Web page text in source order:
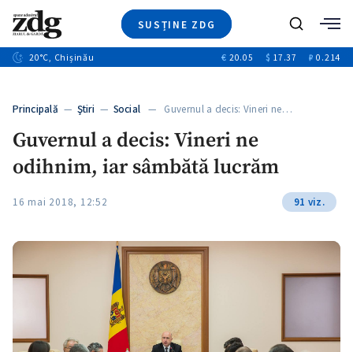
SUSȚINE ZDG
Ştiri
+6
Special
+1
+1
Blog
+2
Caută
20°C, Chișinău € 20.05 $ 17.37 ₽ 0.214
Principală — Ştiri — Social — Guvernul a decis: Vineri ne…
Guvernul a decis: Vineri ne
odihnim, iar sâmbătă lucrăm
16 mai 2018, 12:52 91 viz.